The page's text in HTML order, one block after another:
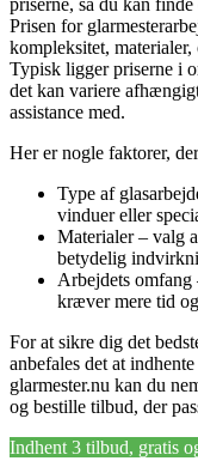
priserne, så du kan
Prisen for
kompleksitet,
Typisk ligger priserne i
det kan variere
assistance med.
Her er nogle faktorer,
Type af
vinduer eller
Materialer – valg
betydelig
Arbejdets omfang
kræver mere tid
For at sikre dig det
anbefales det at
glarmester.nu kan du
og bestille tilbud, der
Indhent 3 tilbud, gratis